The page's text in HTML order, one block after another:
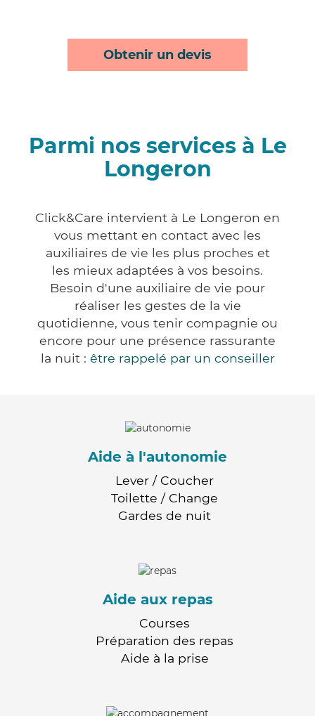
Obtenir un devis
Parmi nos services à Le
Longeron
Click&Care intervient à Le Longeron en
vous mettant en contact avec les
auxiliaires de vie les plus proches et
les mieux adaptées à vos besoins.
Besoin d'une auxiliaire de vie pour
réaliser les gestes de la vie
quotidienne, vous tenir compagnie ou
encore pour une présence rassurante
la nuit : être rappelé par un conseiller
Aide à l'autonomie
Lever / Coucher
Toilette / Change
Gardes de nuit
Aide aux repas
Courses
Préparation des repas
Aide à la prise